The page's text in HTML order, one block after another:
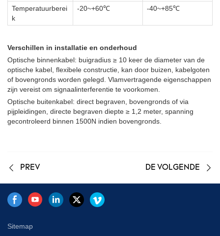
Temperatuurberei
k
-20~+60℃ -40~+85℃
Verschillen in installatie en onderhoud
Optische binnenkabel: buigradius ≥ 10 keer de diameter van de
optische kabel, flexibele constructie, kan door buizen, kabelgoten
of bovengronds worden gelegd. Vlamvertragende eigenschappen
zijn vereist om signaalinterferentie te voorkomen.
Optische buitenkabel: direct begraven, bovengronds of via
pijpleidingen, directe begraven diepte ≥ 1,2 meter, spanning
gecontroleerd binnen 1500N indien bovengronds.
PREV DE VOLGENDE
Sitemap